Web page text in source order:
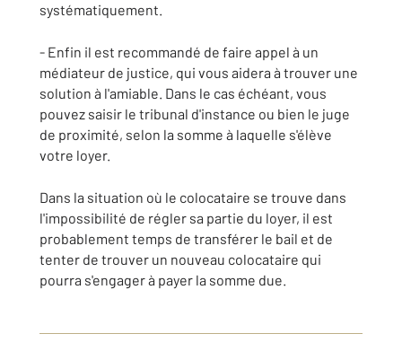
systématiquement.
- Enfin il est recommandé de faire appel à un
médiateur de justice, qui vous aidera à trouver une
solution à l'amiable. Dans le cas échéant, vous
pouvez saisir le tribunal d'instance ou bien le juge
de proximité, selon la somme à laquelle s'élève
votre loyer.
Dans la situation où le colocataire se trouve dans
l'impossibilité de régler sa partie du loyer, il est
probablement temps de transférer le bail et de
tenter de trouver un nouveau colocataire qui
pourra s'engager à payer la somme due.